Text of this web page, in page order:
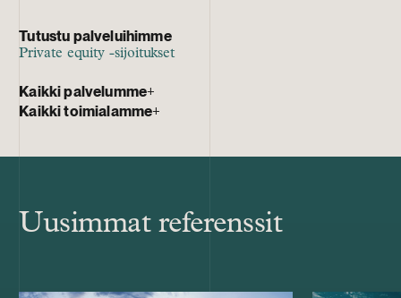
Kaikki palvelumme+
Kaikki toimialamme+
Tutustu palveluihimme
Private equity -sijoitukset
Uusimmat referenssit